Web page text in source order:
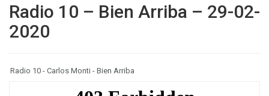
Radio 10 – Bien Arriba – 29-02-
2020
Radio 10 - Carlos Monti - Bien Arriba